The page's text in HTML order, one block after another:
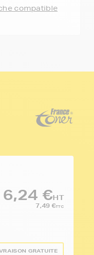
compatible
6,24 €HT
7,49 €TTC
GRATUITE